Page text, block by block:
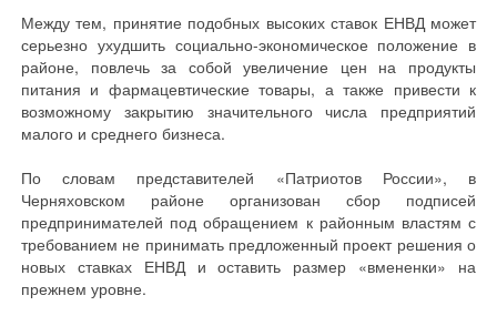
Между тем, принятие подобных высоких ставок ЕНВД может
серьезно ухудшить социально-экономическое положение в
районе, повлечь за собой увеличение цен на продукты
питания и фармацевтические товары, а также привести к
возможному закрытию значительного числа предприятий
малого и среднего бизнеса.
По словам представителей «Патриотов России», в
Черняховском районе организован сбор подписей
предпринимателей под обращением к районным властям с
требованием не принимать предложенный проект решения о
новых ставках ЕНВД и оставить размер «вмененки» на
прежнем уровне.